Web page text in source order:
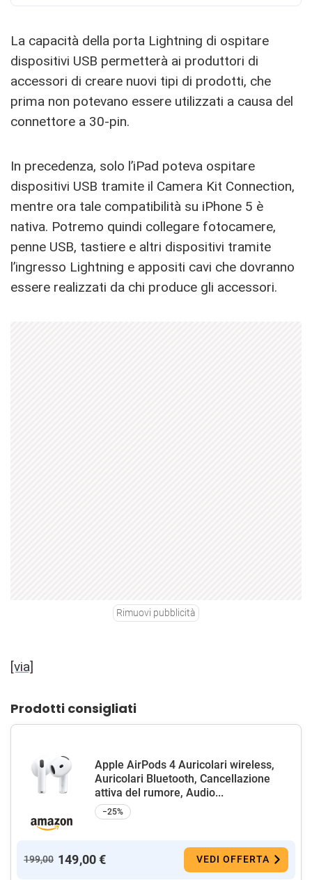
La capacità della porta Lightning di ospitare
dispositivi USB permetterà ai produttori di
accessori di creare nuovi tipi di prodotti, che
prima non potevano essere utilizzati a causa del
connettore a 30-pin.
In precedenza, solo l’iPad poteva ospitare
dispositivi USB tramite il Camera Kit Connection,
mentre ora tale compatibilità su iPhone 5 è
nativa. Potremo quindi collegare fotocamere,
penne USB, tastiere e altri dispositivi tramite
l’ingresso Lightning e appositi cavi che dovranno
essere realizzati da chi produce gli accessori.
Rimuovi pubblicità
[via]
Prodotti consigliati
Apple AirPods 4 Auricolari wireless,
Auricolari Bluetooth, Cancellazione
attiva del rumore, Audio...
−25%
199,00 149,00 € VEDI OFFERTA